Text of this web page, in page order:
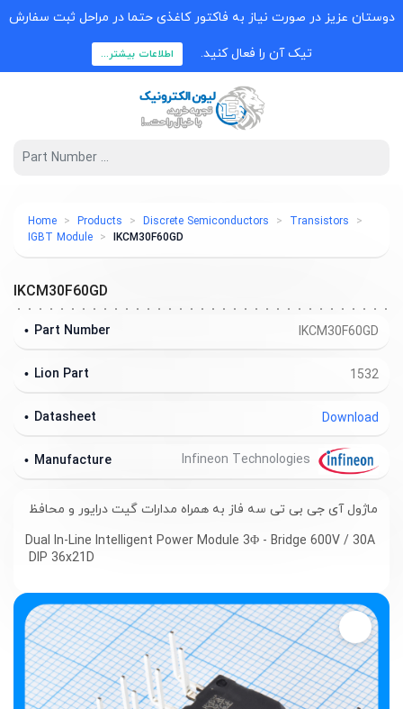
عزیز در صورت نیاز به فاکتور کاغذی حتما در مراحل ثبت سفارش
تیک آن را فعال کنید. اطلاعات بیشتر...
Home Products Discrete Semiconductors
Transistors
IGBT Module
IKCM30F60GD
IKCM30F60GD
IKCM30F60GD
Part Number
1532
Lion Part
Download
Datasheet
Infineon Technologies
Manufacture
ماژول آی جی بی تی سه فاز به همراه مدارات گیت درایور و محافظ
Dual In-Line Intelligent Power Module 3Φ - Bridge 600V / 30A
DIP 36x21D